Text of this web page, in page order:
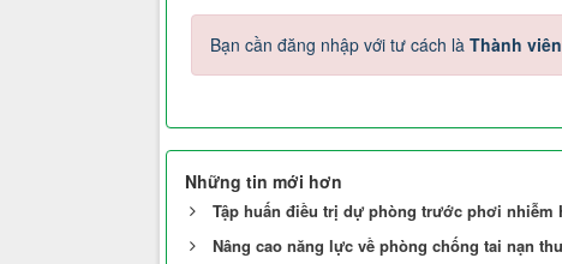
Bạn cần đăng nhập với tư cách là Thành
Những tin mới hơn
Tập huấn điều trị dự phòng trước phơi nhiễm
Nâng cao năng lực về phòng chống tai nạn